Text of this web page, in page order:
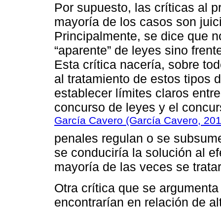
Por supuesto, las críticas al
mayoría de los casos son
Principalmente, se dice que
“aparente” de leyes sino
Esta crítica nacería, sobre
al tratamiento de estos tipos
establecer límites claros
concurso de leyes y el
García Cavero (García Cavero,
penales regulan o se
se conduciría la solución al
mayoría de las veces se
Otra crítica que se
encontrarían en relación de